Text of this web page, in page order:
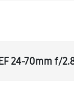
24-70mm f/